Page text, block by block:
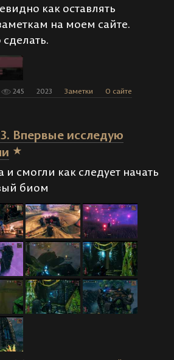
как оставлять
на моем сайте.
сделать.
245 2023 Заметки О сайте
Впервые исследую
и смогли как следует начать
биом